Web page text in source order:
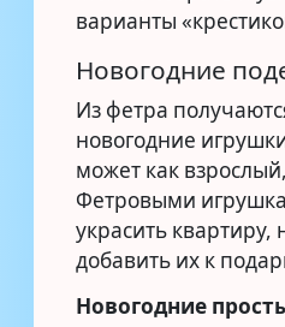
варианты
Новогодние
Из фетра
новогодние
может как
Фетровыми
украсить квартиру,
добавить их к
Новогодние